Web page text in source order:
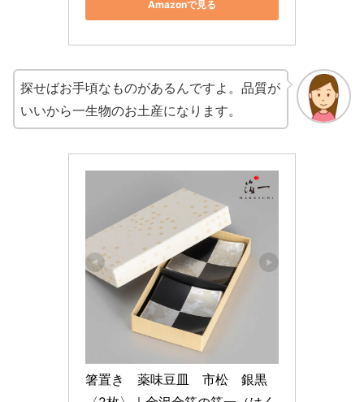
Amazonで見る
探せばお手頃なものがあるんですよ。品質が
いいから一生物のお土産になります。
箸置き　薬味豆皿　市松　銀黒